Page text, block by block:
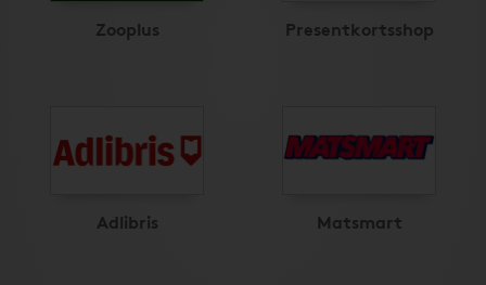
Zooplus Presentkortsshop
Adlibris Matsmart